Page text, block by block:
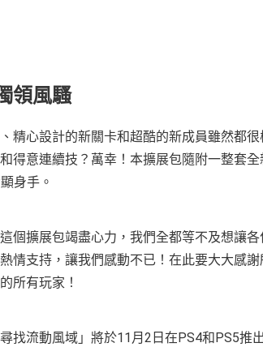
領風騷
精心設計的新關卡和超酷的新成員雖然都
得意連續技？萬幸！本擴展包隨附一整套
身手。
個擴展包竭盡心力，我們全都等不及想讓
情支持，讓我們感動不已！在此要大大感
所有玩家！
找流動風域」將於11月2日在PS4和PS5推